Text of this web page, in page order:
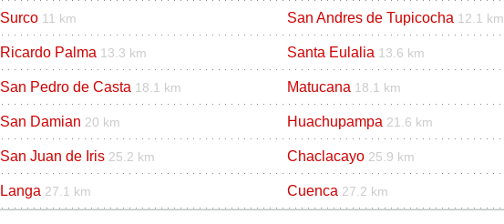
Surco 11 km San Andres de Tupicocha 12.1 km
Ricardo Palma 13.3 km Santa Eulalia 13.6 km
San Pedro de Casta 18.1 km Matucana 18.1 km
San Damian 20 km Huachupampa 21.6 km
San Juan de Iris 25.2 km Chaclacayo 25.9 km
Langa 27.1 km Cuenca 27.2 km